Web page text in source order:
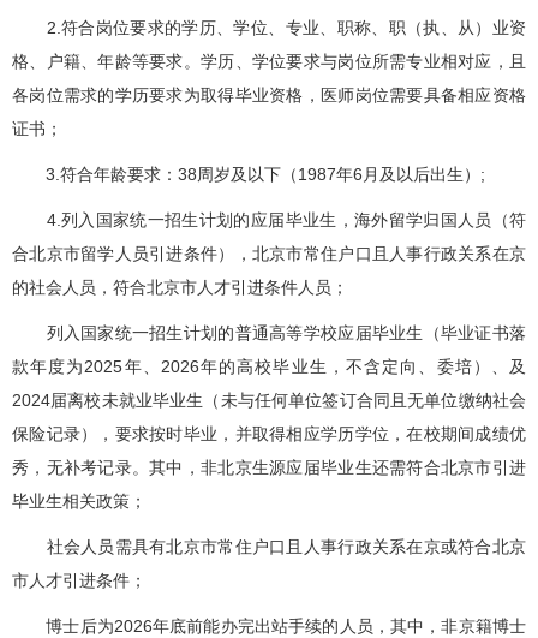
2.符合岗位要求的学历、学位、专业、职称、职（执、从）业资
格、户籍、年龄等要求。学历、学位要求与岗位所需专业相对应，且
各岗位需求的学历要求为取得毕业资格，医师岗位需要具备相应资格
证书；
3.符合年龄要求：38周岁及以下（1987年6月及以后出生）;
4.列入国家统一招生计划的应届毕业生，海外留学归国人员（符
合北京市留学人员引进条件），北京市常住户口且人事行政关系在京
的社会人员，符合北京市人才引进条件人员；
列入国家统一招生计划的普通高等学校应届毕业生（毕业证书落
款年度为2025年、2026年的高校毕业生，不含定向、委培）、及
2024届离校未就业毕业生（未与任何单位签订合同且无单位缴纳社会
保险记录），要求按时毕业，并取得相应学历学位，在校期间成绩优
秀，无补考记录。其中，非北京生源应届毕业生还需符合北京市引进
毕业生相关政策；
社会人员需具有北京市常住户口且人事行政关系在京或符合北京
市人才引进条件；
博士后为2026年底前能办完出站手续的人员，其中，非京籍博士